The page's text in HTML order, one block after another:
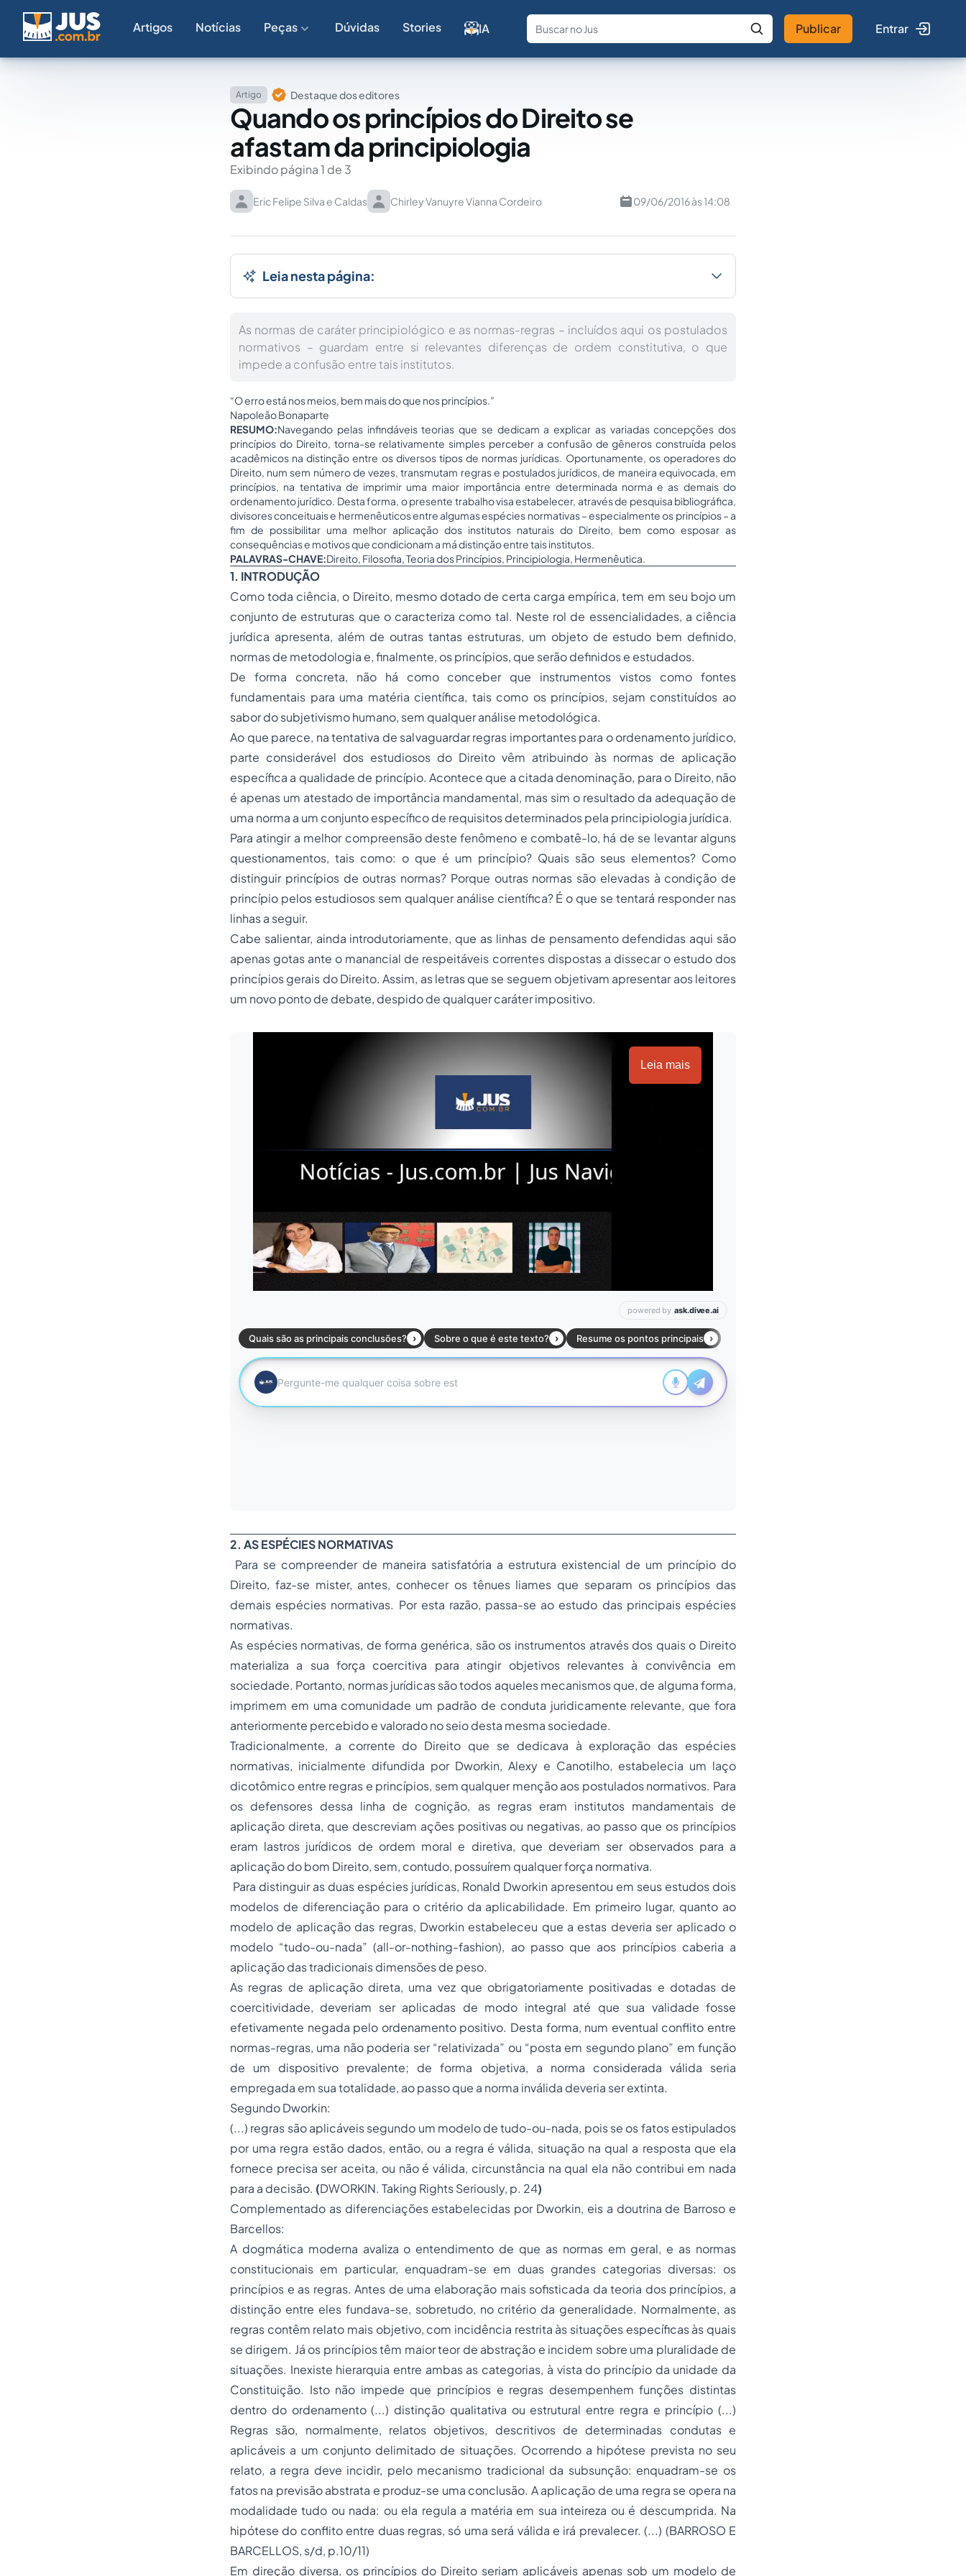
Artigos Notícias Peças Dúvidas Stories IA
Fale com a IA Buscar no Jus
Publicar Entrar
Artigo Destaque dos editores
Quando os princípios do Direito se
afastam da principiologia
Exibindo página 1 de 3
Eric Felipe Silva e Caldas Chirley Vanuyre Vianna Cordeiro 09/06/2016 às 14:08
Leia nesta página:
As normas de caráter principiológico e as normas-regras – incluídos aqui os postulados
normativos – guardam entre si relevantes diferenças de ordem constitutiva, o que
impede a confusão entre tais institutos.
“O erro está nos meios, bem mais do que nos princípios.”
Napoleão Bonaparte
RESUMO:Navegando pelas infindáveis teorias que se dedicam a explicar as variadas concepções dos
princípios do Direito, torna-se relativamente simples perceber a confusão de gêneros construída pelos
acadêmicos na distinção entre os diversos tipos de normas jurídicas. Oportunamente, os operadores do
Direito, num sem número de vezes, transmutam regras e postulados jurídicos, de maneira equivocada, em
princípios, na tentativa de imprimir uma maior importância entre determinada norma e as demais do
ordenamento jurídico. Desta forma, o presente trabalho visa estabelecer, através de pesquisa bibliográfica,
divisores conceituais e hermenêuticos entre algumas espécies normativas – especialmente os princípios – a
fim de possibilitar uma melhor aplicação dos institutos naturais do Direito, bem como esposar as
consequências e motivos que condicionam a má distinção entre tais institutos.
PALAVRAS-CHAVE:Direito, Filosofia, Teoria dos Princípios, Principiologia, Hermenêutica.
1. INTRODUÇÃO
Como toda ciência, o Direito, mesmo dotado de certa carga empírica, tem em seu bojo um
conjunto de estruturas que o caracteriza como tal. Neste rol de essencialidades, a ciência
jurídica apresenta, além de outras tantas estruturas, um objeto de estudo bem definido,
normas de metodologia e, finalmente, os princípios, que serão definidos e estudados.
De forma concreta, não há como conceber que instrumentos vistos como fontes
fundamentais para uma matéria científica, tais como os princípios, sejam constituídos ao
sabor do subjetivismo humano, sem qualquer análise metodológica.
Ao que parece, na tentativa de salvaguardar regras importantes para o ordenamento jurídico,
parte considerável dos estudiosos do Direito vêm atribuindo às normas de aplicação
específica a qualidade de princípio. Acontece que a citada denominação, para o Direito, não
é apenas um atestado de importância mandamental, mas sim o resultado da adequação de
uma norma a um conjunto específico de requisitos determinados pela principiologia jurídica.
Para atingir a melhor compreensão deste fenômeno e combatê-lo, há de se levantar alguns
questionamentos, tais como: o que é um princípio? Quais são seus elementos? Como
distinguir princípios de outras normas? Porque outras normas são elevadas à condição de
princípio pelos estudiosos sem qualquer análise científica? É o que se tentará responder nas
linhas a seguir.
Cabe salientar, ainda introdutoriamente, que as linhas de pensamento defendidas aqui são
apenas gotas ante o manancial de respeitáveis correntes dispostas a dissecar o estudo dos
princípios gerais do Direito. Assim, as letras que se seguem objetivam apresentar aos leitores
um novo ponto de debate, despido de qualquer caráter impositivo.
Leia mais
2. AS ESPÉCIES NORMATIVAS
Para se compreender de maneira satisfatória a estrutura existencial de um princípio do
Direito, faz-se mister, antes, conhecer os tênues liames que separam os princípios das
demais espécies normativas. Por esta razão, passa-se ao estudo das principais espécies
normativas.
As espécies normativas, de forma genérica, são os instrumentos através dos quais o Direito
materializa a sua força coercitiva para atingir objetivos relevantes à convivência em
sociedade. Portanto, normas jurídicas são todos aqueles mecanismos que, de alguma forma,
imprimem em uma comunidade um padrão de conduta juridicamente relevante, que fora
anteriormente percebido e valorado no seio desta mesma sociedade.
Tradicionalmente, a corrente do Direito que se dedicava à exploração das espécies
normativas, inicialmente difundida por Dworkin, Alexy e Canotilho, estabelecia um laço
dicotômico entre regras e princípios, sem qualquer menção aos postulados normativos. Para
os defensores dessa linha de cognição, as regras eram institutos mandamentais de
aplicação direta, que descreviam ações positivas ou negativas, ao passo que os princípios
eram lastros jurídicos de ordem moral e diretiva, que deveriam ser observados para a
aplicação do bom Direito, sem, contudo, possuírem qualquer força normativa.
Para distinguir as duas espécies jurídicas, Ronald Dworkin apresentou em seus estudos dois
modelos de diferenciação para o critério da aplicabilidade. Em primeiro lugar, quanto ao
modelo de aplicação das regras, Dworkin estabeleceu que a estas deveria ser aplicado o
modelo “tudo-ou-nada” (all-or-nothing-fashion), ao passo que aos princípios caberia a
aplicação das tradicionais dimensões de peso.
As regras de aplicação direta, uma vez que obrigatoriamente positivadas e dotadas de
coercitividade, deveriam ser aplicadas de modo integral até que sua validade fosse
efetivamente negada pelo ordenamento positivo. Desta forma, num eventual conflito entre
normas-regras, uma não poderia ser “relativizada” ou “posta em segundo plano” em função
de um dispositivo prevalente; de forma objetiva, a norma considerada válida seria
empregada em sua totalidade, ao passo que a norma inválida deveria ser extinta.
Segundo Dworkin:
(...) regras são aplicáveis segundo um modelo de tudo-ou-nada, pois se os fatos estipulados
por uma regra estão dados, então, ou a regra é válida, situação na qual a resposta que ela
fornece precisa ser aceita, ou não é válida, circunstância na qual ela não contribui em nada
para a decisão. (DWORKIN. Taking Rights Seriously, p. 24)
Complementado as diferenciações estabelecidas por Dworkin, eis a doutrina de Barroso e
Barcellos:
A dogmática moderna avaliza o entendimento de que as normas em geral, e as normas
constitucionais em particular, enquadram-se em duas grandes categorias diversas: os
princípios e as regras. Antes de uma elaboração mais sofisticada da teoria dos princípios, a
distinção entre eles fundava-se, sobretudo, no critério da generalidade. Normalmente, as
regras contêm relato mais objetivo, com incidência restrita às situações específicas às quais
se dirigem. Já os princípios têm maior teor de abstração e incidem sobre uma pluralidade de
situações. Inexiste hierarquia entre ambas as categorias, à vista do princípio da unidade da
Constituição. Isto não impede que princípios e regras desempenhem funções distintas
dentro do ordenamento (...) distinção qualitativa ou estrutural entre regra e princípio (...)
Regras são, normalmente, relatos objetivos, descritivos de determinadas condutas e
aplicáveis a um conjunto delimitado de situações. Ocorrendo a hipótese prevista no seu
relato, a regra deve incidir, pelo mecanismo tradicional da subsunção: enquadram-se os
fatos na previsão abstrata e produz-se uma conclusão. A aplicação de uma regra se opera na
modalidade tudo ou nada: ou ela regula a matéria em sua inteireza ou é descumprida. Na
hipótese do conflito entre duas regras, só uma será válida e irá prevalecer. (...) (BARROSO E
BARCELLOS, s/d, p.10/11)
Em direção diversa, os princípios do Direito seriam aplicáveis apenas sob um modelo de